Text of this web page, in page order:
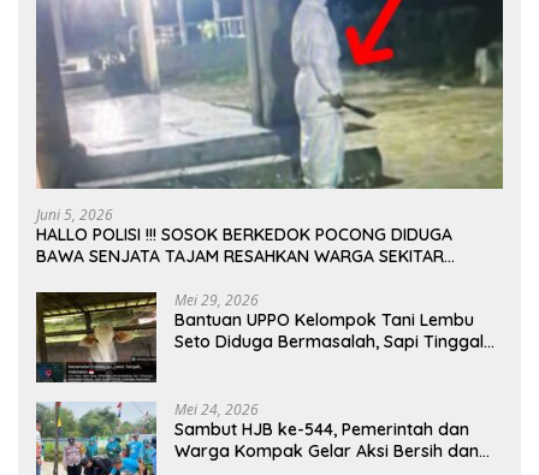
Juni 5, 2026
HALLO POLISI !!! SOSOK BERKEDOK POCONG DIDUGA
BAWA SENJATA TAJAM RESAHKAN WARGA SEKITAR
Mei 29, 2026
Bantuan UPPO Kelompok Tani Lembu
Seto Diduga Bermasalah, Sapi Tinggal
Mei 24, 2026
Sambut HJB ke-544, Pemerintah dan
Warga Kompak Gelar Aksi Bersih dan